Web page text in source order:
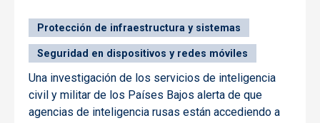
Protección de infraestructura y sistemas
Seguridad en dispositivos y redes móviles
Una investigación de los servicios de inteligencia
civil y militar de los Países Bajos alerta de que
agencias de inteligencia rusas están accediendo a